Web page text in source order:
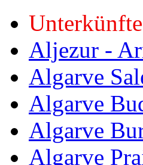
Unterkünfte
Aljezur -
Algarve
Algarve
Algarve
Algarve